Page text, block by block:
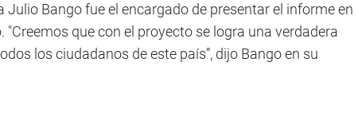
Bango fue el encargado de presentar el informe en
"Creemos que con el proyecto se logra una verdadera
los ciudadanos de este país”, dijo Bango en su